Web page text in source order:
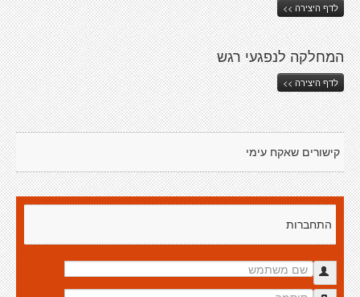
לדף היצירה >>
המחלקה לנפגעי רגש
לדף היצירה >>
קישורים שאקח עימי
התחברות